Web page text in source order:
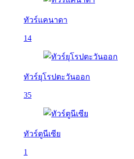
ทัวร์แคนาดา
14
ทัวร์ยุโรปตะวันออก
35
ทัวร์ตูนีเซีย
1